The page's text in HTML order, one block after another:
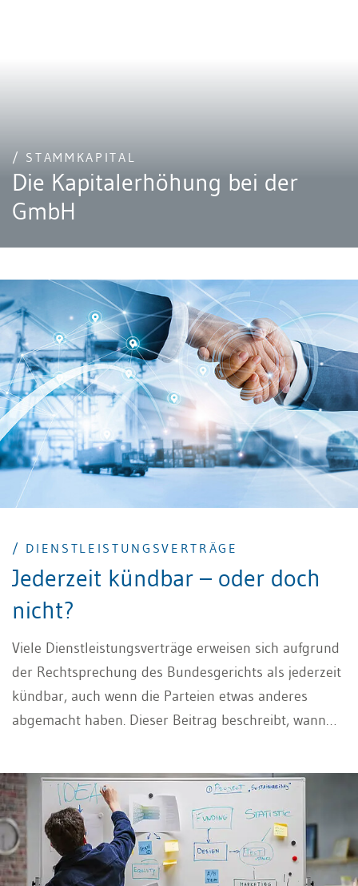
/ STAMMKAPITAL
Die Kapitalerhöhung bei der
GmbH
/ DIENSTLEISTUNGSVERTRÄGE
Jederzeit kündbar – oder doch
nicht?
Viele Dienstleistungsverträge erweisen sich aufgrund
der Rechtsprechung des Bundesgerichts als jederzeit
kündbar, auch wenn die Parteien etwas anderes
abgemacht haben. Dieser Beitrag beschreibt, wann